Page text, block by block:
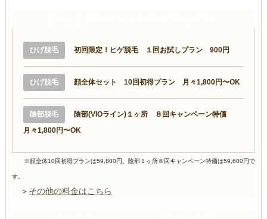
ひげ脱毛 初回限定！ヒゲ脱毛 １回お試しプラン 900円
ひげ脱毛 顔全体セット 10回初得プラン 月々1,800円〜OK
陰部脱毛
陰部(VIOライン)１ヶ所 ８回キャンペーン特価
月々1,800円〜OK
※顔全体10回初得プランは59,800円、陰部１ヶ所８回キャンペーン特価は59,600円で
す。
＞ その他の料金はこちら